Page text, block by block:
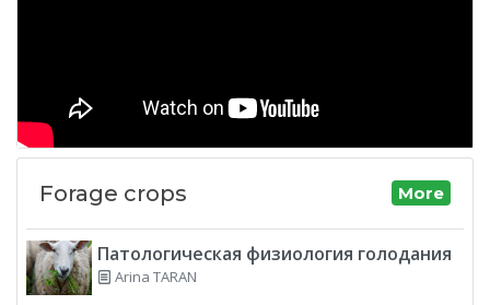
Forage crops More
Патологическая физиология голодания
Arina TARAN